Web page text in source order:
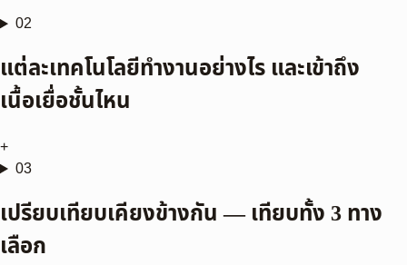
02
แต่ละเทคโนโลยีทำงานอย่างไร และเข้าถึง
เนื้อเยื่อชั้นไหน
+
03
เปรียบเทียบเคียงข้างกัน — เทียบทั้ง 3 ทาง
เลือก